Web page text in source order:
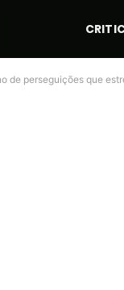
de perseguições que